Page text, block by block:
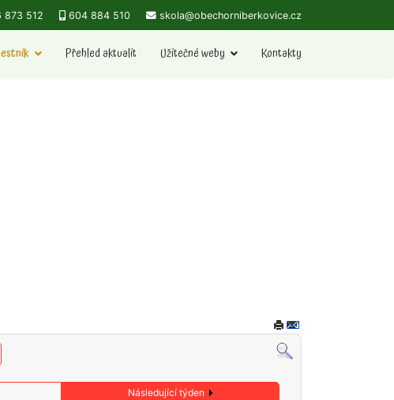
873 512 604 884 510 skola@obechorniberkovice.cz
Přehled aktualit Užitečné weby Kontakty
Následující týden